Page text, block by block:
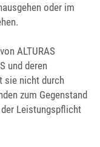
oder im
ALTURAS
und deren
sie nicht durch
zum Gegenstand
Leistungspflicht